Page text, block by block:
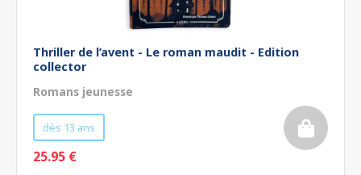
Thriller de l’avent - Le roman maudit - Edition
collector
Romans jeunesse
dès 13 ans
25.95 €